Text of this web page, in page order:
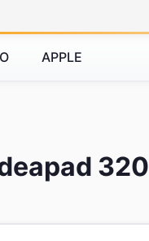
APPLE
320